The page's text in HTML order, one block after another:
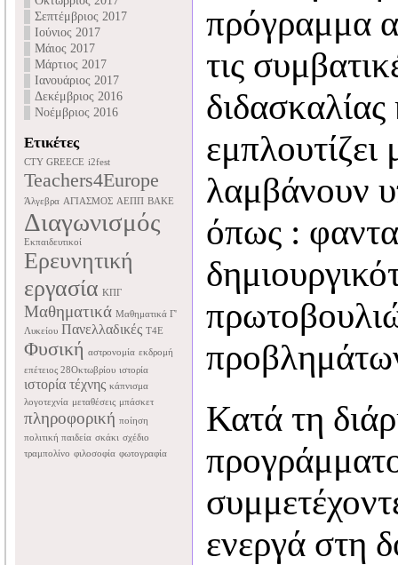
Σεπτέμβριος 2017
Ιούνιος 2017
Μάιος 2017
Μάρτιος 2017
Ιανουάριος 2017
Δεκέμβριος 2016
Νοέμβριος 2016
Ετικέτες
CTY GREECE i2fest
Teachers4Europe
Άλγεβρα ΑΓΙΑΣΜΟΣ ΑΕΠΠ ΒΑΚΕ
Διαγωνισμός
Εκπαιδευτικοί
Ερευνητική
εργασία ΚΠΓ
Μαθηματικά Μαθηματικά Γ'
Λυκείου Πανελλαδικές Τ4Ε
Φυσική αστρονομία εκδρομή
επέτειος 28Οκτωβρίου ιστορία
ιστορία τέχνης κάπνισμα
λογοτεχνία μεταθέσεις μπάσκετ
πληροφορική ποίηση
πολιτική παιδεία σκάκι σχέδιο
τραμπολίνο φιλοσοφία φωτογραφία
πρόγραμμα
τις
διδασκαλίας
εμπλουτίζει
λαμβάνουν
όπως :
Κατά τη
ενεργά στη